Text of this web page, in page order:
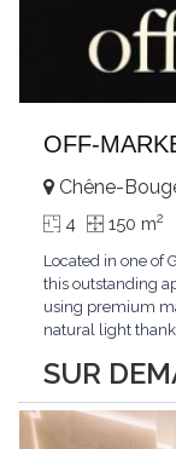
OFF-
SUR
Chêne-
4 150 m2
Located in one of
this outstanding
using premium
natural light
master suite,
overlooking a